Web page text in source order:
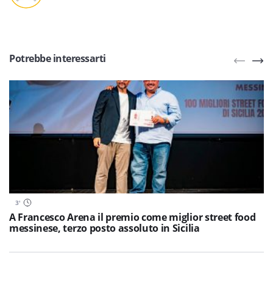
Potrebbe interessarti
3'
A Francesco Arena il premio come miglior street food
messinese, terzo posto assoluto in Sicilia